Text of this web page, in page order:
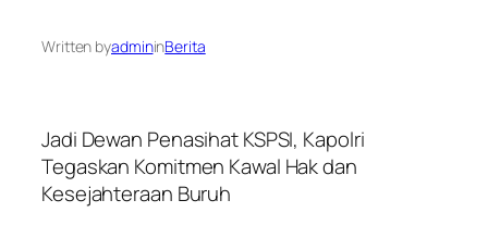
Written byadmininBerita
Jadi Dewan Penasihat KSPSI, Kapolri
Tegaskan Komitmen Kawal Hak dan
Kesejahteraan Buruh